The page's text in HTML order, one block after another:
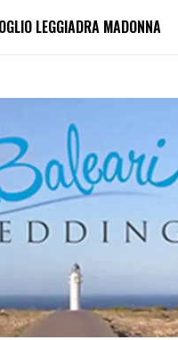
LEGGIADRA MADONNA